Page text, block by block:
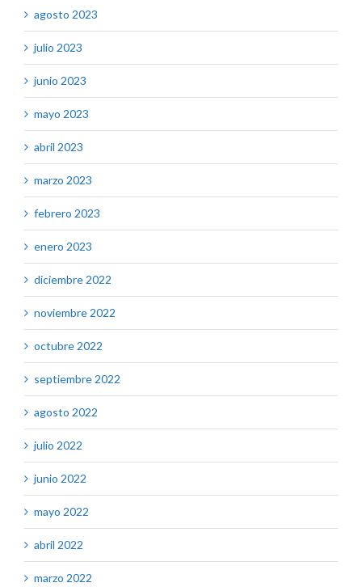
agosto 2023
julio 2023
junio 2023
mayo 2023
abril 2023
marzo 2023
febrero 2023
enero 2023
diciembre 2022
noviembre 2022
octubre 2022
septiembre 2022
agosto 2022
julio 2022
junio 2022
mayo 2022
abril 2022
marzo 2022